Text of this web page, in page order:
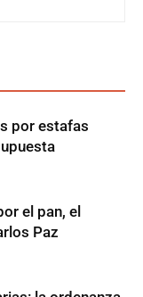
por estafas
el pan, el
Paz